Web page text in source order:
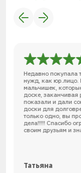
Недавно покупала
нужд, как юр.лицо.
мальчишек,
доске, заканчивая
показали и дали
доски для
только одно, вы
дела!!!!! Спасибо
своим друзьям и
Татьяна